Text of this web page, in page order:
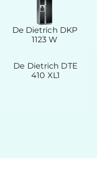
De Dietrich DKP
1123 W
De Dietrich DTE
410 XL1